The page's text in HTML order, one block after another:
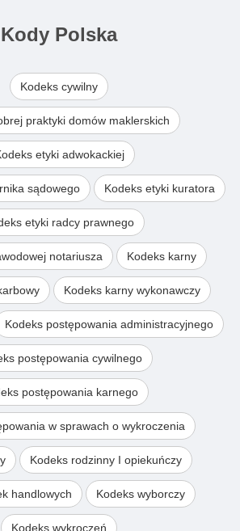
Kody Polska
Kodeks cywilny
praktyki domów maklerskich
etyki adwokackiej
sądowego Kodeks etyki kuratora
etyki radcy prawnego
notariusza Kodeks karny
Kodeks karny wykonawczy
Kodeks postępowania administracyjnego
postępowania cywilnego
postępowania karnego
w sprawach o wykroczenia
Kodeks rodzinny I opiekuńczy
handlowych Kodeks wyborczy
Kodeks wykroczeń